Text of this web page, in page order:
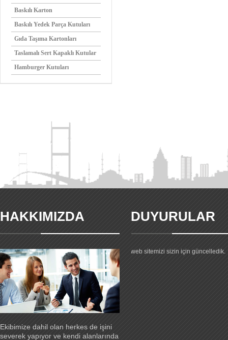
Baskılı Karton
Baskılı Yedek Parça Kutuları
Gıda Taşıma Kartonları
Taslamalı Sert Kapaklı Kutular
Hamburger Kutuları
HAKKIMIZDA
Ekibimize dahil olan herkes de işini
severek yapıyor ve kendi alanlarında
DUYURULAR
Yeni web sitemiz yayında.